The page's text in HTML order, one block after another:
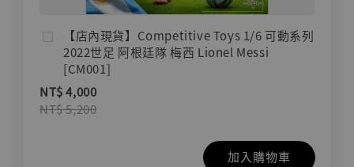
【店內現貨】Competitive Toys 1/6 可動系列
2022世足 阿根廷隊 梅西 Lionel Messi
[CM001]
NT$ 4,000
NT$ 5,200
加入購物車